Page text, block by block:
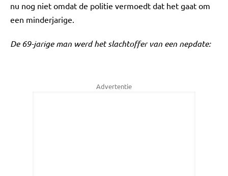
nu nog niet omdat de politie vermoedt dat het gaat om
een minderjarige.
De 69-jarige man werd het slachtoffer van een nepdate:
Advertentie